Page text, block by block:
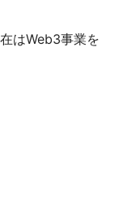
はWeb3事業を